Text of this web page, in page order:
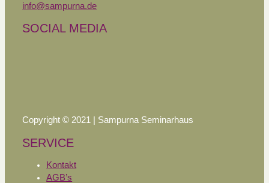
info@sampurna.de
SOCIAL MEDIA
Copyright © 2021 | Sampurna Seminarhaus
SERVICE
Kontakt
AGB’s